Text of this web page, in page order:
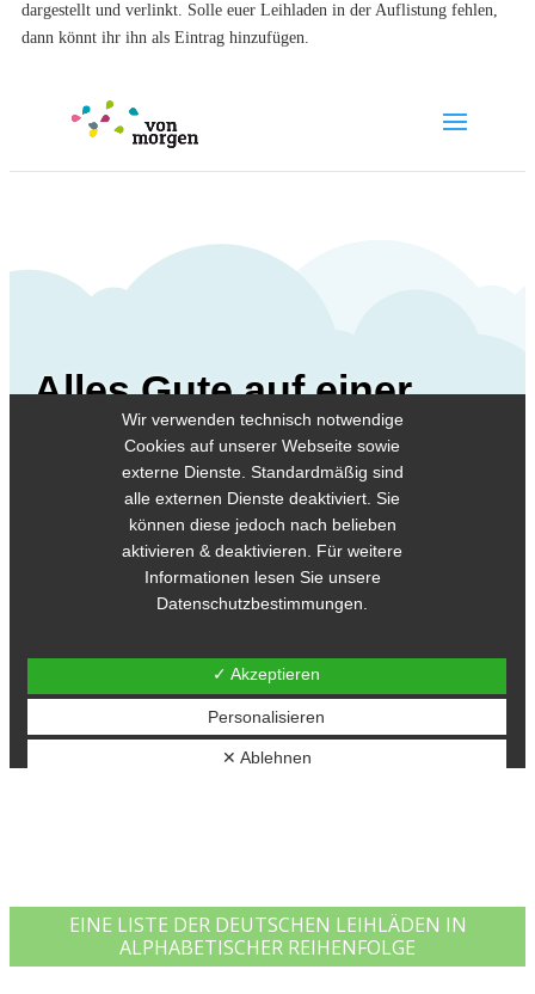
dargestellt und verlinkt. Solle euer Leihladen in der Auflistung fehlen,
dann könnt ihr ihn als Eintrag hinzufügen.
EINE LISTE DER DEUTSCHEN LEIHLÄDEN IN
ALPHABETISCHER REIHENFOLGE